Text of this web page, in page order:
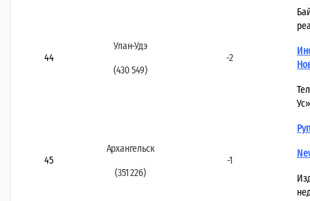
44
Улан-Удэ
(430 549)
-2
Ус»
45
Архангельск
(351 226)
-1